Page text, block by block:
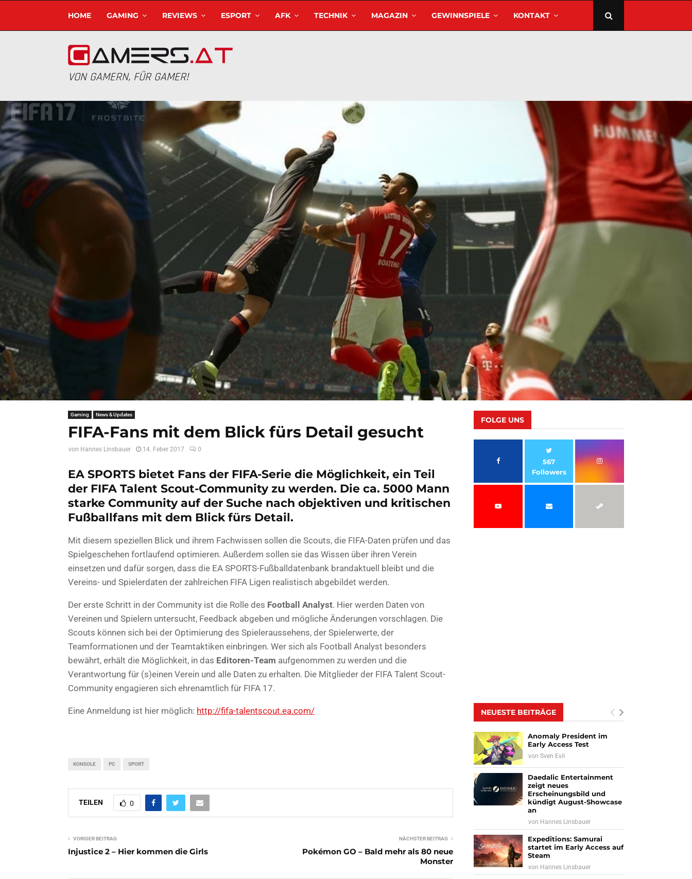
HOME GAMING REVIEWS ESPORT AFK TECHNIK MAGAZIN GEWINNSPIELE KONTAKT
VON GAMERN, FÜR GAMER!
Gaming News & Updates
FIFA-Fans mit dem Blick fürs Detail gesucht
von Hannes Linsbauer 14. Feber 2017 0
EA SPORTS bietet Fans der FIFA-Serie die Möglichkeit, ein Teil
der FIFA Talent Scout-Community zu werden. Die ca. 5000 Mann
starke Community auf der Suche nach objektiven und kritischen
Fußballfans mit dem Blick fürs Detail.
Mit diesem speziellen Blick und ihrem Fachwissen sollen die Scouts, die FIFA-Daten prüfen und das
Spielgeschehen fortlaufend optimieren. Außerdem sollen sie das Wissen über ihren Verein
einsetzen und dafür sorgen, dass die EA SPORTS-Fußballdatenbank brandaktuell bleibt und die
Vereins- und Spielerdaten der zahlreichen FIFA Ligen realistisch abgebildet werden.
Der erste Schritt in der Community ist die Rolle des Football Analyst. Hier werden Daten von
Vereinen und Spielern untersucht, Feedback abgeben und mögliche Änderungen vorschlagen. Die
Scouts können sich bei der Optimierung des Spieleraussehens, der Spielerwerte, der
Teamformationen und der Teamtaktiken einbringen. Wer sich als Football Analyst besonders
bewährt, erhält die Möglichkeit, in das Editoren-Team aufgenommen zu werden und die
Verantwortung für (s)einen Verein und alle Daten zu erhalten. Die Mitglieder der FIFA Talent Scout-
Community engagieren sich ehrenamtlich für FIFA 17.
Eine Anmeldung ist hier möglich: http://fifa-talentscout.ea.com/
KONSOLE PC SPORT
TEILEN 0
VORIGER BEITRAG
Injustice 2 – Hier kommen die Girls
NÄCHSTER BEITRAG
Pokémon GO – Bald mehr als 80 neue
Monster
FOLGE UNS
567
Followers
NEUESTE BEITRÄGE
Anomaly President im
Early Access Test
vonSven Evil
Daedalic Entertainment
zeigt neues
Erscheinungsbild und
kündigt August-Showcase
an
von Hannes Linsbauer
Expeditions: Samurai
startet im Early Access auf
Steam
von Hannes Linsbauer